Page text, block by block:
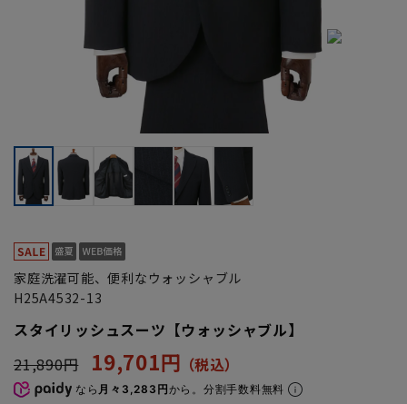
家庭洗濯可能、便利なウォッシャブル
H25A4532-13
スタイリッシュスーツ【ウォッシャブル】
21,890円
19,701円
なら 月々3,283円から。分割手数料無料